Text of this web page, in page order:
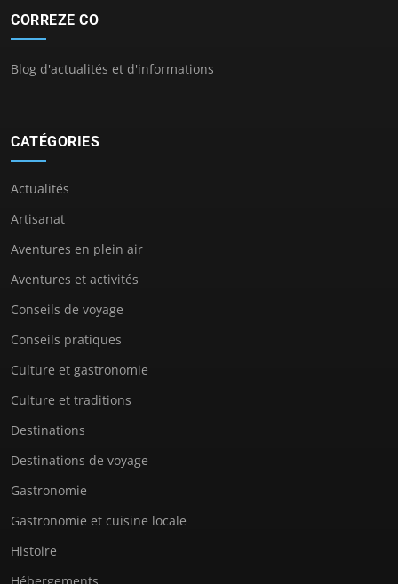
CORREZE CO
Blog d'actualités et d'informations
CATÉGORIES
Actualités
Artisanat
Aventures en plein air
Aventures et activités
Conseils de voyage
Conseils pratiques
Culture et gastronomie
Culture et traditions
Destinations
Destinations de voyage
Gastronomie
Gastronomie et cuisine locale
Histoire